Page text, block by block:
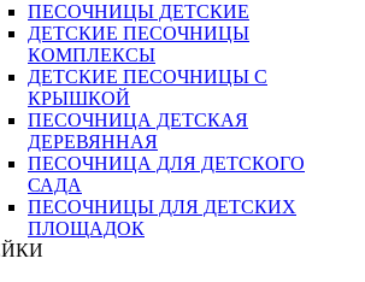
ПЕСОЧНИЦЫ ДЕТСКИЕ
ДЕТСКИЕ ПЕСОЧНИЦЫ
КОМПЛЕКСЫ
ДЕТСКИЕ ПЕСОЧНИЦЫ С
КРЫШКОЙ
ПЕСОЧНИЦА ДЕТСКАЯ
ДЕРЕВЯННАЯ
ПЕСОЧНИЦА ДЛЯ ДЕТСКОГО
САДА
ПЕСОЧНИЦЫ ДЛЯ ДЕТСКИХ
ПЛОЩАДОК